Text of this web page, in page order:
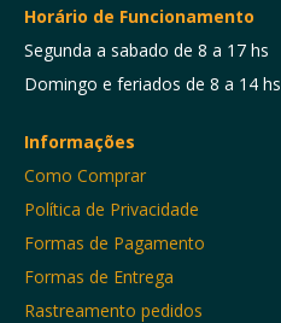
Horário de Funcionamento
Segunda a sabado de 8 a 17 hs
Domingo e feriados de 8 a 14 hs
Informações
Como Comprar
Política de Privacidade
Formas de Pagamento
Formas de Entrega
Rastreamento pedidos